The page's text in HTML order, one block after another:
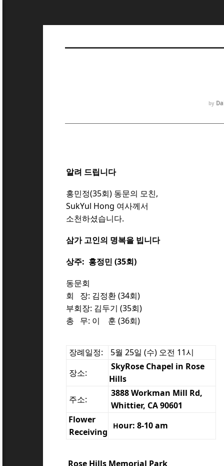
by
알려 드립니다
홍민정(35회) 동문의 모친,
SukYul Hong 여사께서
소천하셨습니다.
삼가 고인의 명복을 빕니다
상주: 홍정민 (35회)
동문회
회 장: 김정환 (34회)
부회장: 김두기 (35회)
총 무: 이 훈 (36회)
장례일정:
5월 25일 (수) 오전 11시
장소:
SkyRose Chapel in Rose
Hills
주소:
3888 Workman Mill Rd,
Whittier, CA 90601
Flower
Receiving
Hour: 8-10 am
Rose Hills Memorial Park